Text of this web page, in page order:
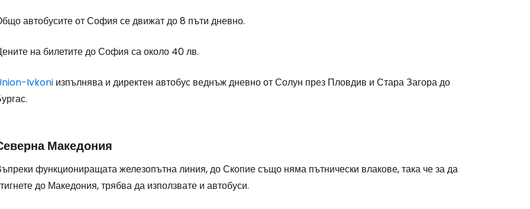
автобусите от София се движат до 8 пъти дневно.
на билетите до София са около 40 лв.
Ivkoni изпълнява и директен автобус веднъж дневно от Солун през Пловдив и Стара Загора до
Македония
функциониращата железопътна линия, до Скопие също няма пътнически влакове, така че за да
до Македония, трябва да използвате и автобуси.